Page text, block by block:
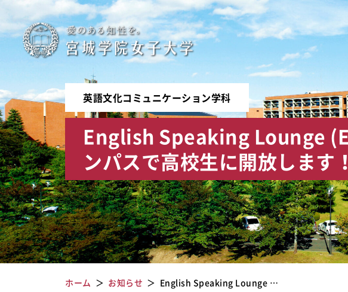
宮
城
学
院
女
子
大
学
英語文化コミュニケーション学科
English Speaking Lounge
ンパスで高校生に開放します！
ホーム お知らせ English Speaking Lounge …